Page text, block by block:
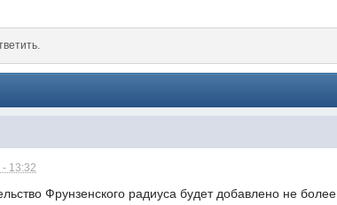
13:32
Фрунзенского радиуса будет добавлено не